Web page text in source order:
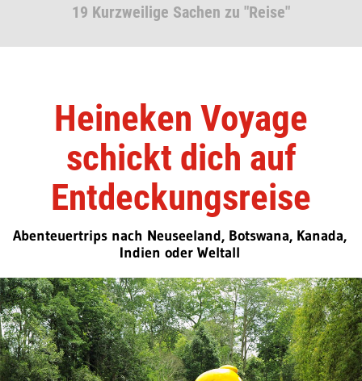
19 Kurzweilige Sachen zu "Reise"
Heineken Voyage
schickt dich auf
Entdeckungsreise
Abenteuertrips nach Neuseeland, Botswana, Kanada,
Indien oder Weltall